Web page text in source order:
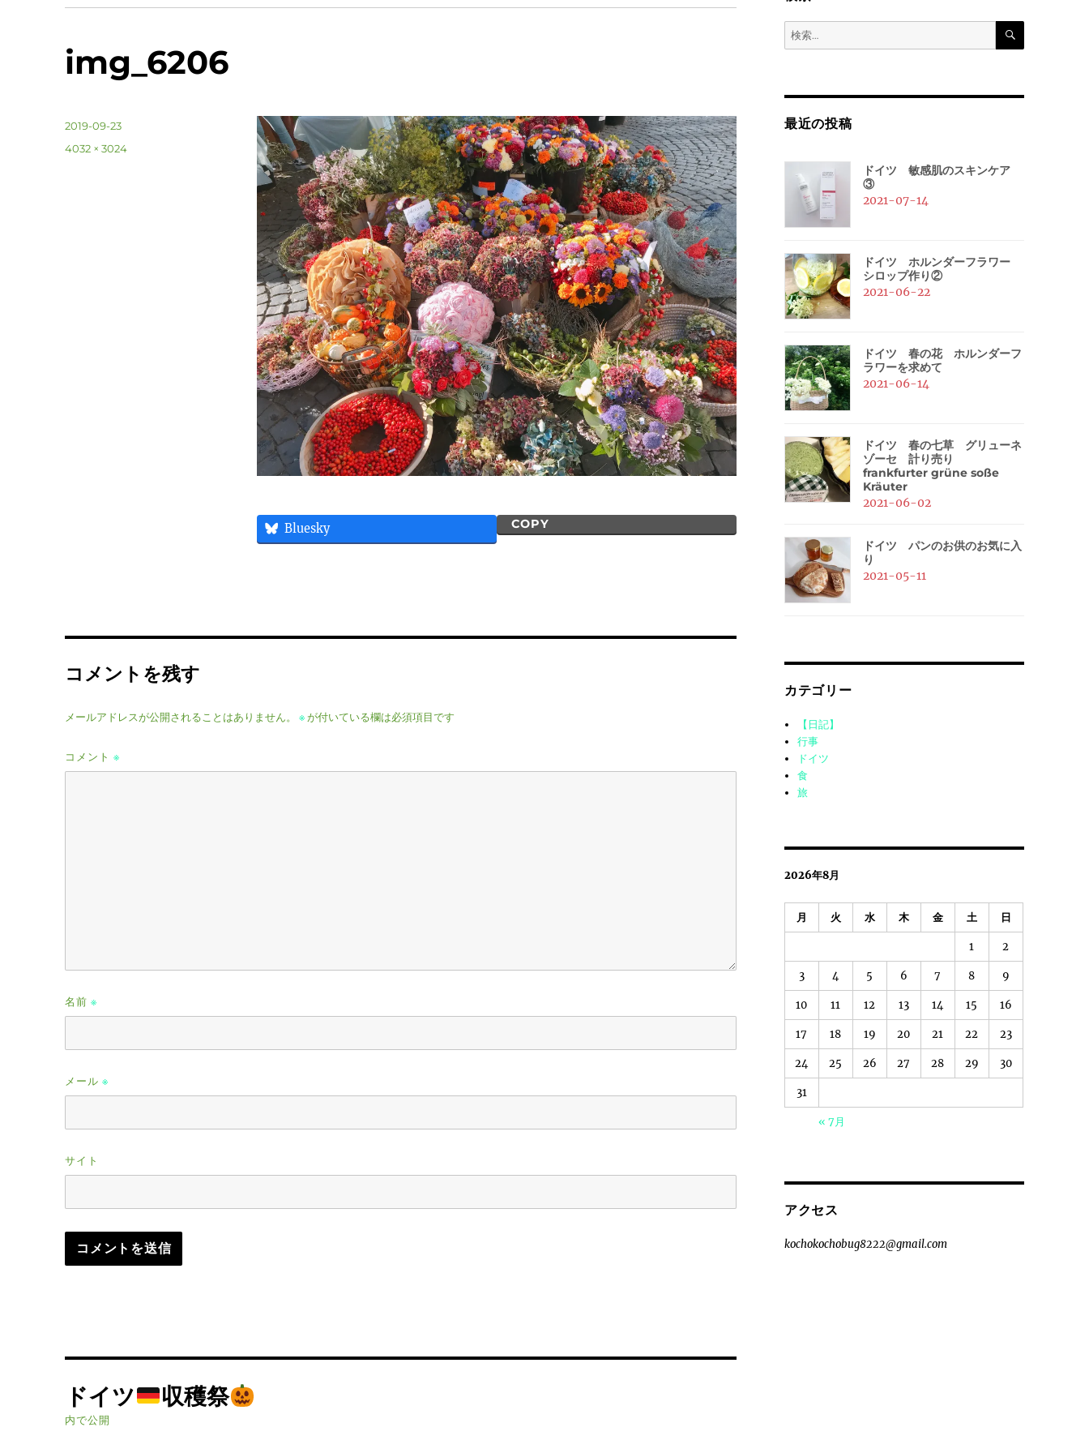
img_6206
Bluesky COPY
投
2019-09-23
フ
4032 × 3024
コメントを残す
メールアドレスが公開されることはありません。 ※が付いている欄は必須項目です
コメント※
名前※
メール※
サイト
稿ドイツ 収穫祭
内で公開
検
索:
検
最近の投稿
ドイツ 敏感肌のスキンケア
③
2021-07-14
ドイツ ホルンダーフラワー
シロップ作り②
2021-06-22
ドイツ 春の花 ホルンダーフ
ラワーを求めて
2021-06-14
ドイツ 春の七草 グリューネ
ゾーセ 計り売り
frankfurter grüne soße
Kräuter
2021-06-02
ドイツ パンのお供のお気に入
り
2021-05-11
カテゴリー
【日記】
行事
ドイツ
食
旅
2026年8月
月 火 水 木 金 土 日
1 2
3 4 5 6 7 8 9
10 11 12 13 14 15 16
17 18 19 20 21 22 23
24 25 26 27 28 29 30
31
« 7月
アクセス
kochokochobug8222@gmail.com